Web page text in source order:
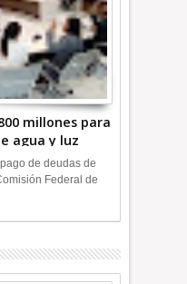
millones para
agua y luz
de deudas de
Federal de